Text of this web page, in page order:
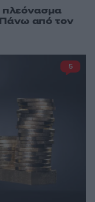
πλεόνασμα
από τον
5